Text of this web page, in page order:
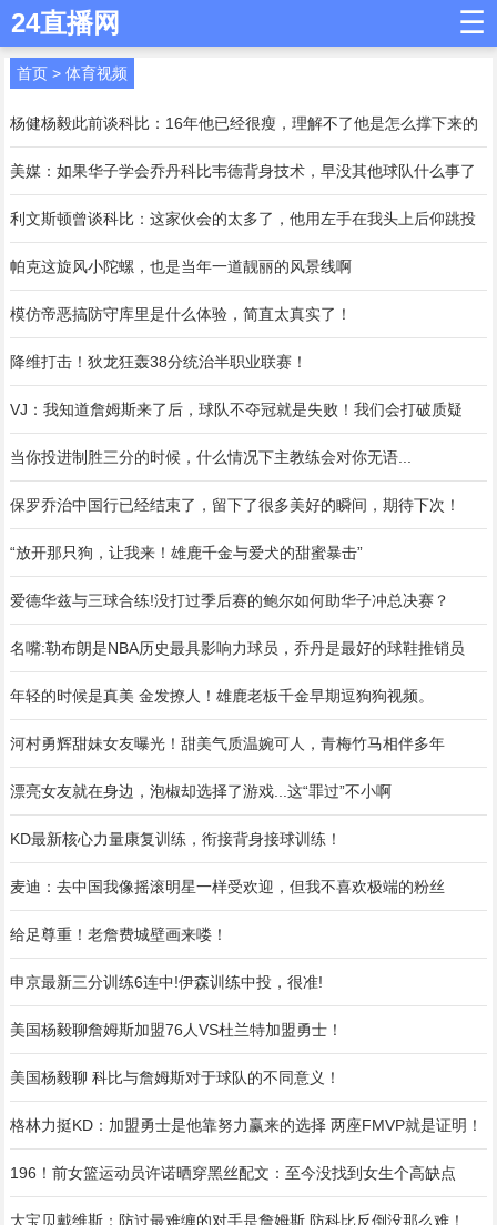
24直播网 ☰
首页> 体育视频
杨健杨毅此前谈科比：16年他已经很瘦，理解不了他是怎么撑下来的
美媒：如果华子学会乔丹科比韦德背身技术，早没其他球队什么事了
利文斯顿曾谈科比：这家伙会的太多了，他用左手在我头上后仰跳投
帕克这旋风小陀螺，也是当年一道靓丽的风景线啊
模仿帝恶搞防守库里是什么体验，简直太真实了！
降维打击！狄龙狂轰38分统治半职业联赛！
VJ：我知道詹姆斯来了后，球队不夺冠就是失败！我们会打破质疑
当你投进制胜三分的时候，什么情况下主教练会对你无语...
保罗乔治中国行已经结束了，留下了很多美好的瞬间，期待下次！
“放开那只狗，让我来！雄鹿千金与爱犬的甜蜜暴击”
爱德华兹与三球合练!没打过季后赛的鲍尔如何助华子冲总决赛？
名嘴:勒布朗是NBA历史最具影响力球员，乔丹是最好的球鞋推销员
年轻的时候是真美 金发撩人！雄鹿老板千金早期逗狗狗视频。
河村勇辉甜妹女友曝光！甜美气质温婉可人，青梅竹马相伴多年
漂亮女友就在身边，泡椒却选择了游戏...这“罪过”不小啊
KD最新核心力量康复训练，衔接背身接球训练！
麦迪：去中国我像摇滚明星一样受欢迎，但我不喜欢极端的粉丝
给足尊重！老詹费城壁画来喽！
申京最新三分训练6连中!伊森训练中投，很准!
美国杨毅聊詹姆斯加盟76人VS杜兰特加盟勇士！
美国杨毅聊 科比与詹姆斯对于球队的不同意义！
格林力挺KD：加盟勇士是他靠努力赢来的选择 两座FMVP就是证明！
196！前女篮运动员许诺晒穿黑丝配文：至今没找到女生个高缺点
大宝贝戴维斯：防过最难缠的对手是詹姆斯 防科比反倒没那么难！